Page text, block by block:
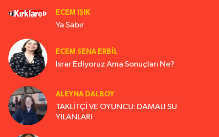
ECEM IŞIK
Ya Sabır
ECEM SENA ERBIL
Israr Ediyoruz Ama Sonuçları Ne?
ALEYNA DALBOY
TAKLİTÇİ VE OYUNCU: DAMALI SU
YILANLARI